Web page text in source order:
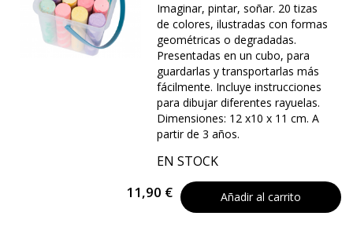
Imaginar, pintar, soñar. 20 tizas
de colores, ilustradas con formas
geométricas o degradadas.
Presentadas en un cubo, para
guardarlas y transportarlas más
fácilmente. Incluye instrucciones
para dibujar diferentes rayuelas.
Dimensiones: 12 x10 x 11 cm. A
partir de 3 años.
EN STOCK
11,90 € Añadir al carrito